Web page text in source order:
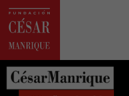
Tus ajustes pueden
contenido.